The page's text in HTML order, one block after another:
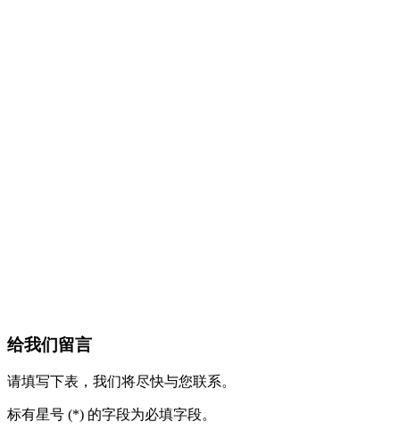
给我们留言
请填写下表，我们将尽快与您联系。
标有星号 (*) 的字段为必填字段。